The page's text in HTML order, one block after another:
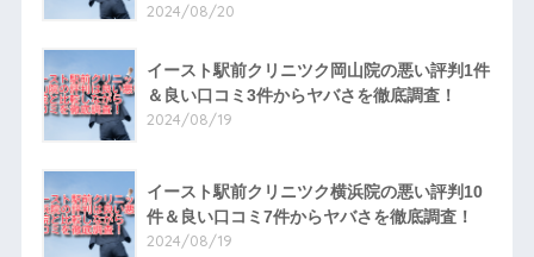
2024/08/20
イースト駅前クリニツク岡山院の悪い評判1件
＆良い口コミ3件からヤバさを徹底調査！
2024/08/19
イースト駅前クリニツク横浜院の悪い評判10
件＆良い口コミ7件からヤバさを徹底調査！
2024/08/19